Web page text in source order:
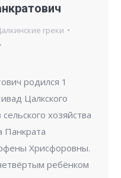
греки
родился 1
Цалкского
хозяйства
Панкрата
Хрисфоровны.
ребёнком